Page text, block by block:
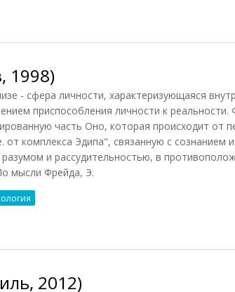
1998)
- сфера личности, характеризующаяся
приспособления личности к реальности.
часть Оно, которая происходит от
от комплекса Эдипа", связанную с
и рассудительностью, в
мысли Фрейда, Э.
2012)